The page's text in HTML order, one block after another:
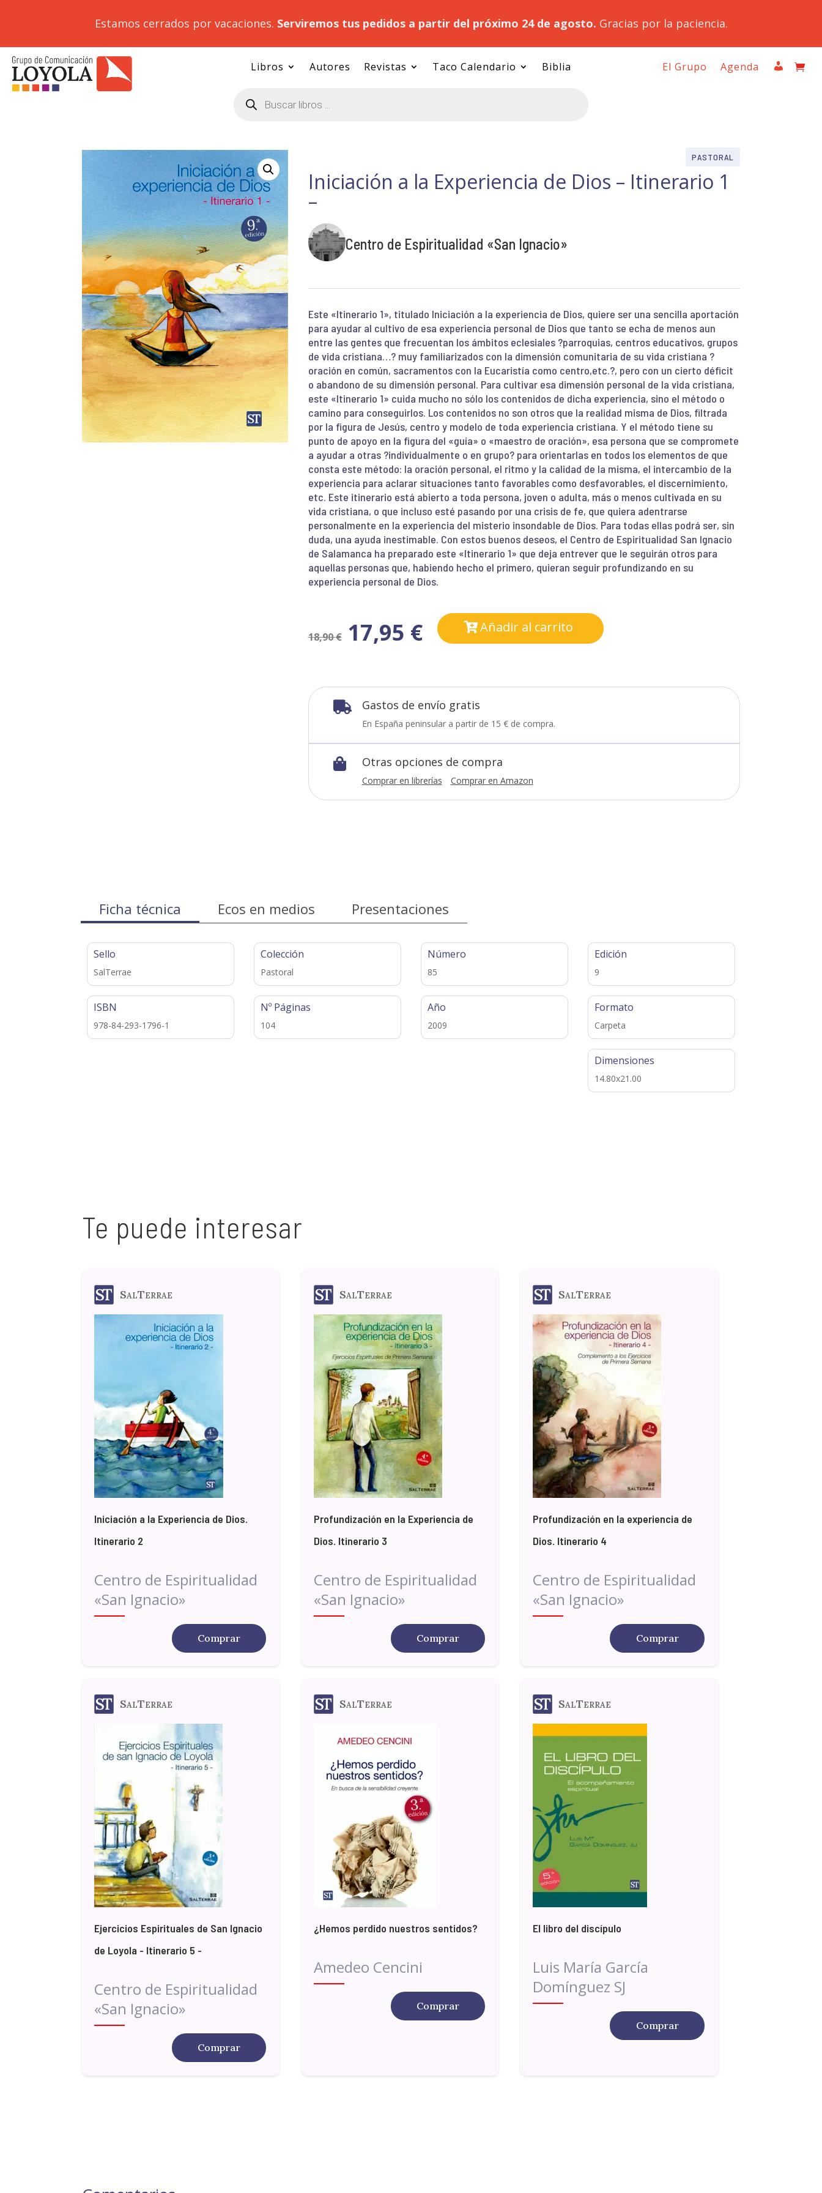
Estamos cerrados por vacaciones. Serviremos tus pedidos a partir del próximo 24 de agosto. Gracias por la paciencia.
Libros Autores Revistas Taco Calendario Biblia
productos
El Grupo Agenda
PASTORAL
Iniciación a la Experiencia de Dios – Itinerario 1
–
Centro de Espiritualidad «San Ignacio»
Este «Itinerario 1», titulado Iniciación a la experiencia de Dios, quiere ser una sencilla aportación
para ayudar al cultivo de esa experiencia personal de Dios que tanto se echa de menos aun
entre las gentes que frecuentan los ámbitos eclesiales ?parroquias, centros educativos, grupos
de vida cristiana…? muy familiarizados con la dimensión comunitaria de su vida cristiana ?
oración en común, sacramentos con la Eucaristía como centro,etc.?, pero con un cierto déficit
o abandono de su dimensión personal. Para cultivar esa dimensión personal de la vida cristiana,
este «Itinerario 1» cuida mucho no sólo los contenidos de dicha experiencia, sino el método o
camino para conseguirlos. Los contenidos no son otros que la realidad misma de Dios, filtrada
por la figura de Jesús, centro y modelo de toda experiencia cristiana. Y el método tiene su
punto de apoyo en la figura del «guía» o «maestro de oración», esa persona que se compromete
a ayudar a otras ?individualmente o en grupo? para orientarlas en todos los elementos de que
consta este método: la oración personal, el ritmo y la calidad de la misma, el intercambio de la
experiencia para aclarar situaciones tanto favorables como desfavorables, el discernimiento,
etc. Este itinerario está abierto a toda persona, joven o adulta, más o menos cultivada en su
vida cristiana, o que incluso esté pasando por una crisis de fe, que quiera adentrarse
personalmente en la experiencia del misterio insondable de Dios. Para todas ellas podrá ser, sin
duda, una ayuda inestimable. Con estos buenos deseos, el Centro de Espiritualidad San Ignacio
de Salamanca ha preparado este «Itinerario 1» que deja entrever que le seguirán otros para
aquellas personas que, habiendo hecho el primero, quieran seguir profundizando en su
experiencia personal de Dios.
18,90€ 17,95 € Añadir al carrito
 Gastos de envío gratis
En España peninsular a partir de 15 € de compra.
 Otras opciones de compra
Comprar en librerías Comprar en Amazon
Ficha técnica Ecos en medios Presentaciones
Sello
SalTerrae
ISBN
978-84-293-1796-1
Colección
Pastoral
Nº Páginas
104
Número
85
Año
2009
Edición
9
Formato
Carpeta
Dimensiones
14.80x21.00
Te puede interesar
SalTerrae
Iniciación a la Experiencia de Dios.
Itinerario 2
Centro de Espiritualidad
«San Ignacio»
Comprar
SalTerrae
Profundización en la Experiencia de
Dios. Itinerario 3
Centro de Espiritualidad
«San Ignacio»
Comprar
SalTerrae
Profundización en la experiencia de
Dios. Itinerario 4
Centro de Espiritualidad
«San Ignacio»
Comprar
SalTerrae
Ejercicios Espirituales de San Ignacio
de Loyola - Itinerario 5 -
Centro de Espiritualidad
«San Ignacio»
Comprar
SalTerrae
¿Hemos perdido nuestros sentidos?
Amedeo Cencini
Comprar
SalTerrae
El libro del discípulo
Luis María García
Domínguez SJ
Comprar